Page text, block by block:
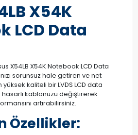
X54K
LCD Data
X54LB X54K Notebook LCD Data
sorunsuz hale getiren ve net
kaliteli bir LVDS LCD data
kablonuzu değiştirerek
artırabilirsiniz.
Özellikler: